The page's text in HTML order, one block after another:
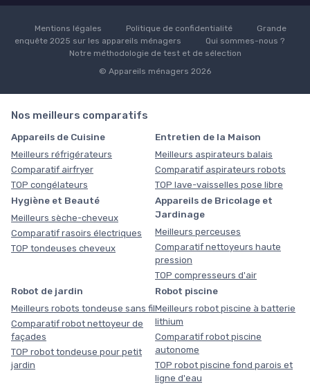
Mentions légales Politique de confidentialité
Grande
enquête 2025 sur les appareils ménagers
Qui sommes-nous ?
Notre méthodologie de test et de sélection
© Appareils ménagers 2026
Nos meilleurs comparatifs
Appareils de Cuisine
Meilleurs réfrigérateurs
Comparatif airfryer
TOP congélateurs
Entretien de la Maison
Meilleurs aspirateurs balais
Comparatif aspirateurs robots
TOP lave-vaisselles pose libre
Hygiène et Beauté
Meilleurs sèche-cheveux
Comparatif rasoirs électriques
TOP tondeuses cheveux
Appareils de Bricolage et
Jardinage
Meilleurs perceuses
Comparatif nettoyeurs haute
pression
TOP compresseurs d'air
Robot de jardin
Meilleurs robots tondeuse sans fil
Comparatif robot nettoyeur de
façades
TOP robot tondeuse pour petit
jardin
Robot piscine
Meilleurs robot piscine à batterie
lithium
Comparatif robot piscine
autonome
TOP robot piscine fond parois et
ligne d'eau